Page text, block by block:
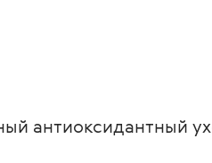
антиоксидантный